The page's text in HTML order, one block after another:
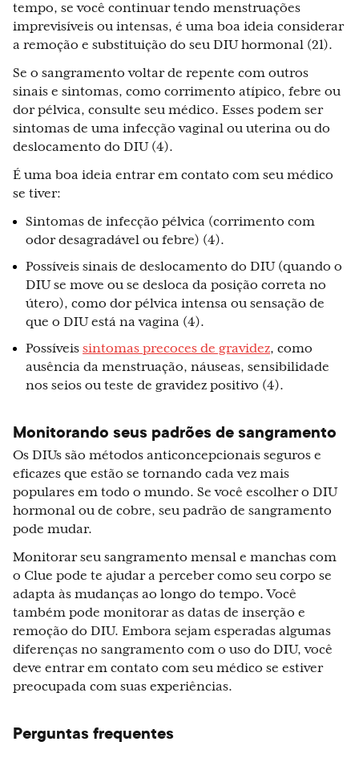
tempo, se você continuar tendo menstruações
imprevisíveis ou intensas, é uma boa ideia considerar
a remoção e substituição do seu DIU hormonal (21).
Se o sangramento voltar de repente com outros
sinais e sintomas, como corrimento atípico, febre ou
dor pélvica, consulte seu médico. Esses podem ser
sintomas de uma infecção vaginal ou uterina ou do
deslocamento do DIU (4).
É uma boa ideia entrar em contato com seu médico
se tiver:
Sintomas de infecção pélvica (corrimento com
odor desagradável ou febre) (4).
Possíveis sinais de deslocamento do DIU (quando o
DIU se move ou se desloca da posição correta no
útero), como dor pélvica intensa ou sensação de
que o DIU está na vagina (4).
Possíveis sintomas precoces de gravidez, como
ausência da menstruação, náuseas, sensibilidade
nos seios ou teste de gravidez positivo (4).
Monitorando seus padrões de sangramento
Os DIUs são métodos anticoncepcionais seguros e
eficazes que estão se tornando cada vez mais
populares em todo o mundo. Se você escolher o DIU
hormonal ou de cobre, seu padrão de sangramento
pode mudar.
Monitorar seu sangramento mensal e manchas com
o Clue pode te ajudar a perceber como seu corpo se
adapta às mudanças ao longo do tempo. Você
também pode monitorar as datas de inserção e
remoção do DIU. Embora sejam esperadas algumas
diferenças no sangramento com o uso do DIU, você
deve entrar em contato com seu médico se estiver
preocupada com suas experiências.
Perguntas frequentes